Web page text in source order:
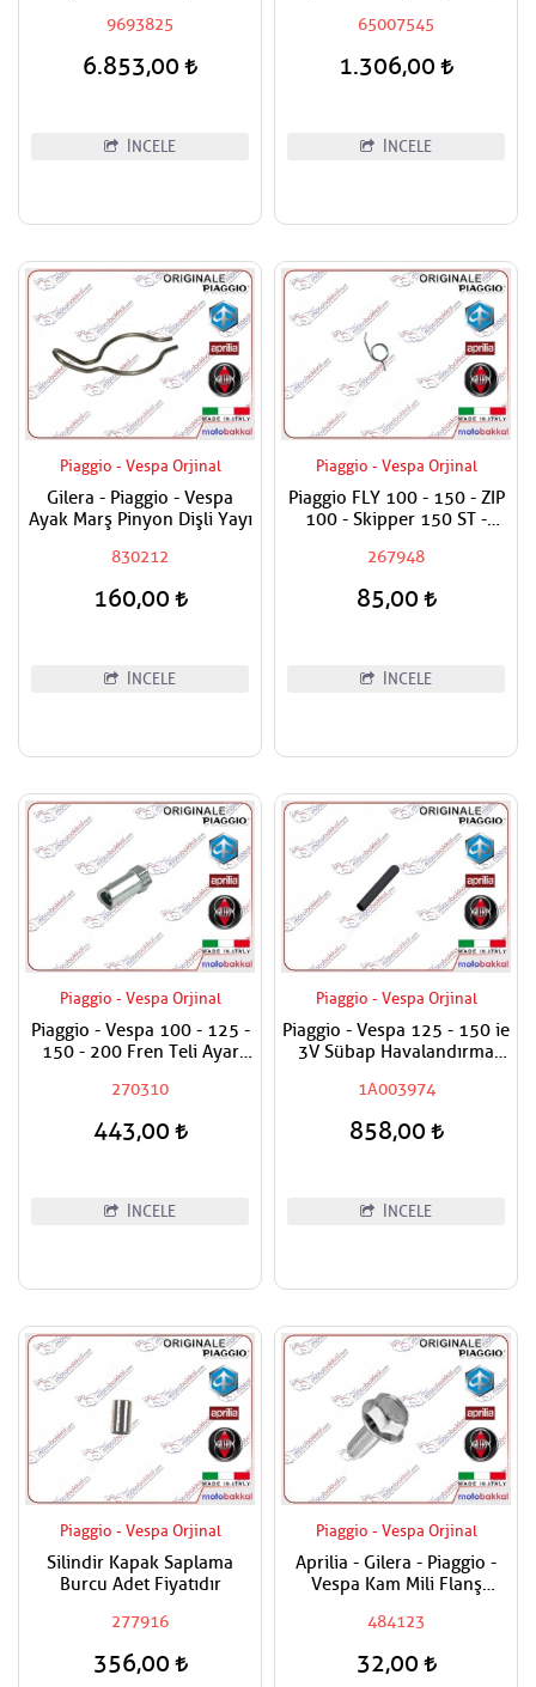
9693825
6.853,00
İNCELE
Maşa Rulman Set Alt - Furş
Rulman Set Alt
65007545
1.306,00
İNCELE
Piaggio - Vespa Orjinal
Gilera - Piaggio - Vespa
Ayak Marş Pinyon Dişli Yayı
830212
160,00
İNCELE
Piaggio - Vespa Orjinal
Piaggio FLY 100 - 150 - ZIP
100 - Skipper 150 ST -
150 ie 3V Fren Kol Yayı
Adet Fiyatıdır
267948
85,00
İNCELE
Piaggio - Vespa Orjinal
Piaggio - Vespa 100 - 125 -
150 - 200 Fren Teli Ayar
270310
443,00
İNCELE
Piaggio - Vespa Orjinal
Piaggio - Vespa 125 - 150 ie
3V Sübap Havalandırma
1A003974
858,00
İNCELE
Piaggio - Vespa Orjinal
Silindir Kapak Saplama
Burcu Adet Fiyatıdır
277916
356,00
Piaggio - Vespa Orjinal
Aprilia - Gilera - Piaggio -
Vespa Kam Mili Flanş
484123
32,00